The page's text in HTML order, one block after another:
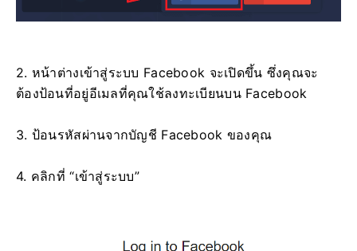
2. หน้าต่างเข้าสู่ระบบ Facebook จะเปิดขึ้น ซึ่งคุณจะ
ต้องป้อนที่อยู่อีเมลที่คุณใช้ลงทะเบียนบน Facebook
3. ป้อนรหัสผ่านจากบัญชี Facebook ของคุณ
4. คลิกที่ “เข้าสู่ระบบ”